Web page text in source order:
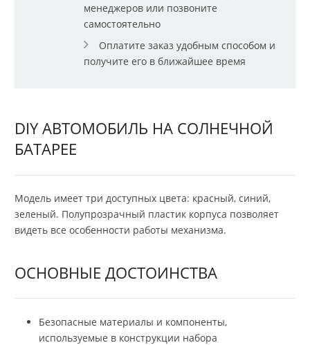
менеджеров или позвоните
самостоятельно
Оплатите заказ удобным способом и
получите его в ближайшее время
DIY АВТОМОБИЛЬ НА СОЛНЕЧНОЙ
БАТАРЕЕ
Модель имеет три доступных цвета: красный, синий,
зеленый. Полупрозрачный пластик корпуса позволяет
видеть все особенности работы механизма.
ОСНОВНЫЕ ДОСТОИНСТВА
Безопасные материалы и компоненты,
используемые в конструкции набора